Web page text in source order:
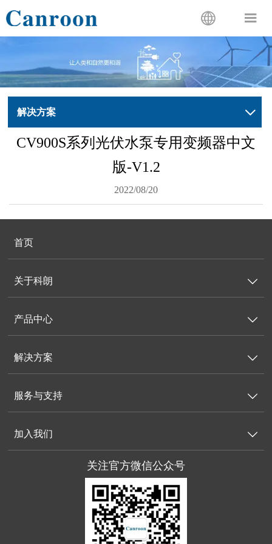
 
解决方案 
CV900S系列光伏水泵专用变频器中文
版-V1.2
2022/08/20
首页
关于科朗 
产品中心 
解决方案 
服务与支持 
加入我们 
关注官方微信公众号